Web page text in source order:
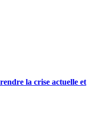
la crise actuelle et